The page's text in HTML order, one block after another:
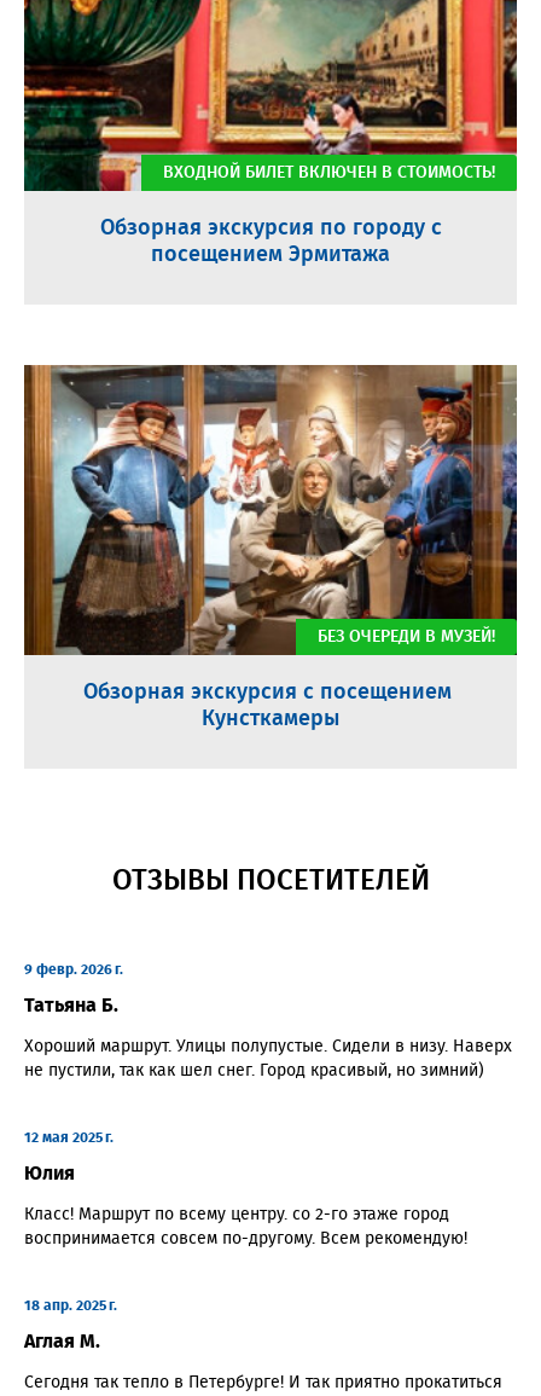
Обзорная экскурсия по городу с
посещением Эрмитажа
ВХОДНОЙ БИЛЕТ ВКЛЮЧЕН В СТОИМОСТЬ!
Обзорная экскурсия с посещением ​
Кунсткамеры
БЕЗ ОЧЕРЕДИ В МУЗЕЙ!
ОТЗЫВЫ ПОСЕТИТЕЛЕЙ
9 февр. 2026 г.
Татьяна Б.
Хороший маршрут. Улицы полупустые. Сидели в низу. Наверх
не пустили, так как шел снег. Город красивый, но зимний)
12 мая 2025 г.
Юлия
Класс! Маршрут по всему центру. со 2-го этаже город
воспринимается совсем по-другому. Всем рекомендую!
18 апр. 2025 г.
Аглая М.
Сегодня так тепло в Петербурге! И так приятно прокатиться